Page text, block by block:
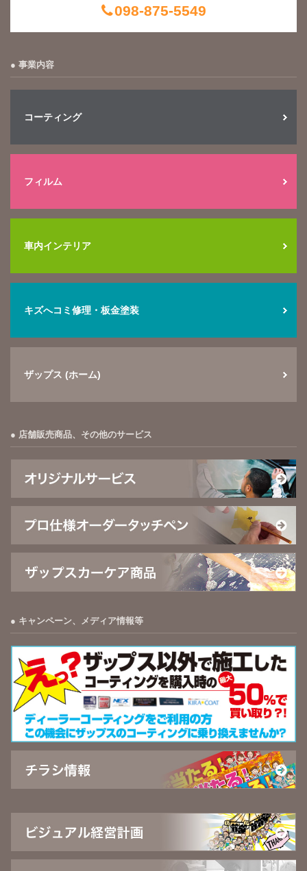
098-875-5549
事業内容
コーティング
フィルム
車内インテリア
キズへコミ修理・板金塗装
ザップス (ホーム)
店舗販売商品、その他のサービス
キャンペーン、メディア情報等